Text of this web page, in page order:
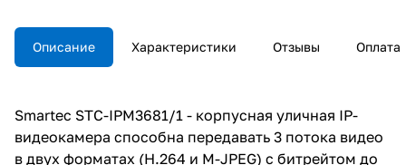
1280x1024, 1280x720, 704x576,
640x480, 352x288, 320x240;
0.1лк (цв.)/0лк (ч/б, ИК
диапазон WDR; встроенный
мегапиксельный
МОТОРИЗОВАННЫЙ
Описание Характеристики Отзывы Оплата
Smartec STC-IPM3681/1 - корпусная уличная IP-
видеокамера способна передавать 3 потока видео
в двух форматах (H.264 и M-JPEG) с битрейтом до